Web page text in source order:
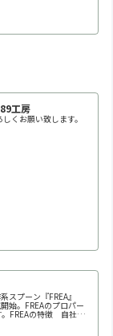
工房
くお願い致します。
スプーン『FREA』
始。FREAのプロパー
。FREAの特徴 自社養